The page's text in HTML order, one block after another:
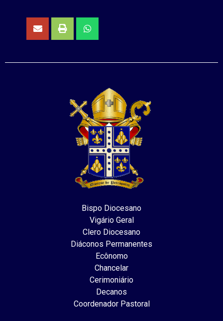
Bispo Diocesano
Vigário Geral
Clero Diocesano
Diáconos Permanentes
Ecônomo
Chancelar
Cerimoniário
Decanos
Coordenador Pastoral